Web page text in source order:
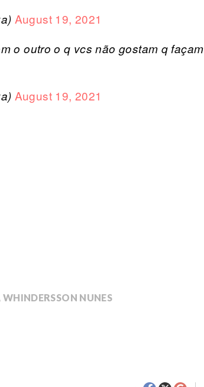
August 19, 2021
o outro o q vcs não gostam q façam
August 19, 2021
WHINDERSSON NUNES